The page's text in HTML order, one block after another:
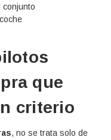
conjunto
que
criterio
, no se trata solo de